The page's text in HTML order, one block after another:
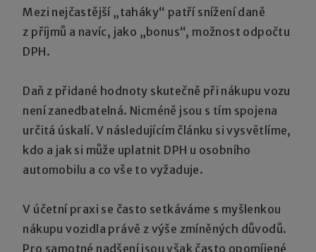
Mezi nejčastější „taháky“ patří snížení daně
z příjmů a navíc, jako „bonus“, možnost odpočtu
DPH.
Daň z přidané hodnoty skutečně při nákupu vozu
není zanedbatelná. Nicméně jsou s tím spojena
určitá úskalí. V následujícím článku si vysvětlíme,
kdo a jak si může uplatnit DPH u osobního
automobilu a co vše to vyžaduje.
V účetní praxi se často setkáváme s myšlenkou
nákupu vozidla právě z výše zmíněných důvodů.
Pro samotné nadšení jsou však často opomíjené